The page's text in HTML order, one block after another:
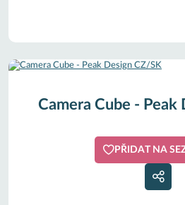
Camera Cube - Peak
PŘIDAT NA